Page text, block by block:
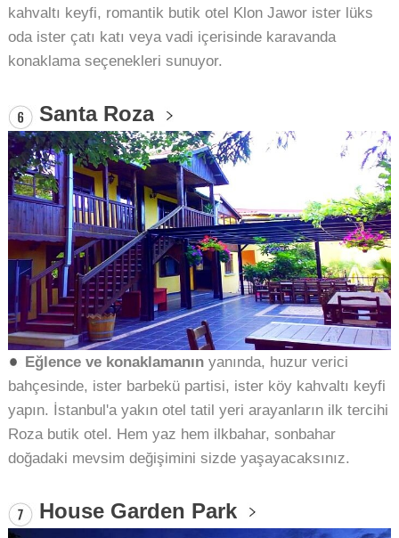
kahvaltı keyfi, romantik butik otel Klon Jawor ister lüks
oda ister çatı katı veya vadi içerisinde karavanda
konaklama seçenekleri sunuyor.
Santa Roza
Eğlence ve konaklamanın yanında, huzur verici
bahçesinde, ister barbekü partisi, ister köy kahvaltı keyfi
yapın. İstanbul'a yakın otel tatil yeri arayanların ilk tercihi
Roza butik otel. Hem yaz hem ilkbahar, sonbahar
doğadaki mevsim değişimini sizde yaşayacaksınız.
House Garden Park